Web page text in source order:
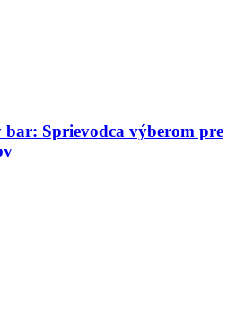
bar: Sprievodca výberom pre